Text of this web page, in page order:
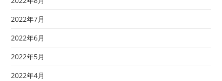
2022年7月
2022年6月
2022年5月
2022年4月